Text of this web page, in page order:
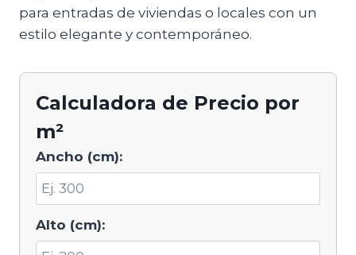
para entradas de viviendas o locales con un
estilo elegante y contemporáneo.
Calculadora de Precio por
m²
Ancho (cm):
Alto (cm):